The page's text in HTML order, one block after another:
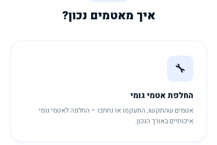
איך מאטמים נכון?
🔧
החלפת אטמי גומי
אטמים שהתקשו, התעקמו או נחתכו – החלפה לאטמי גומי
איכותיים באורך הנכון.